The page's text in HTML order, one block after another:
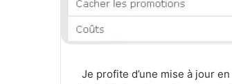
Je profite d’une mise à jour